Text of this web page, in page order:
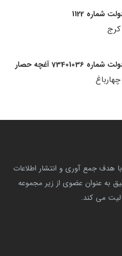
شماره 1122
کرج
آغچه حصار
چهارباغ
مرجع حقوقی ایران از سال 1394 با هدف جمع آوری و انتشار اطلاعات
به عنوان عضوی از زیر مجموعه
می کند.